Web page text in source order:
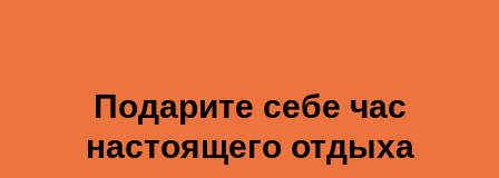
Подарите себе час
настоящего отдыха